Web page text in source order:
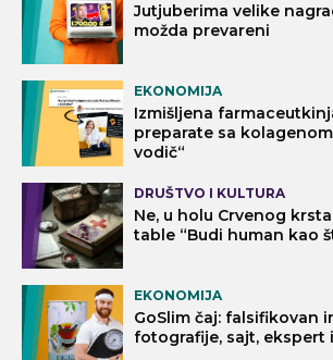
Jutjuberima velike
možda prevareni
EKONOMIJA
Izmišljena
preparate sa
vodič“
DRUŠTVO I KULTURA
Ne, u holu Crvenog
table “Budi human kao
EKONOMIJA
GoSlim čaj: falsifikovan
fotografije, sajt, ekspert